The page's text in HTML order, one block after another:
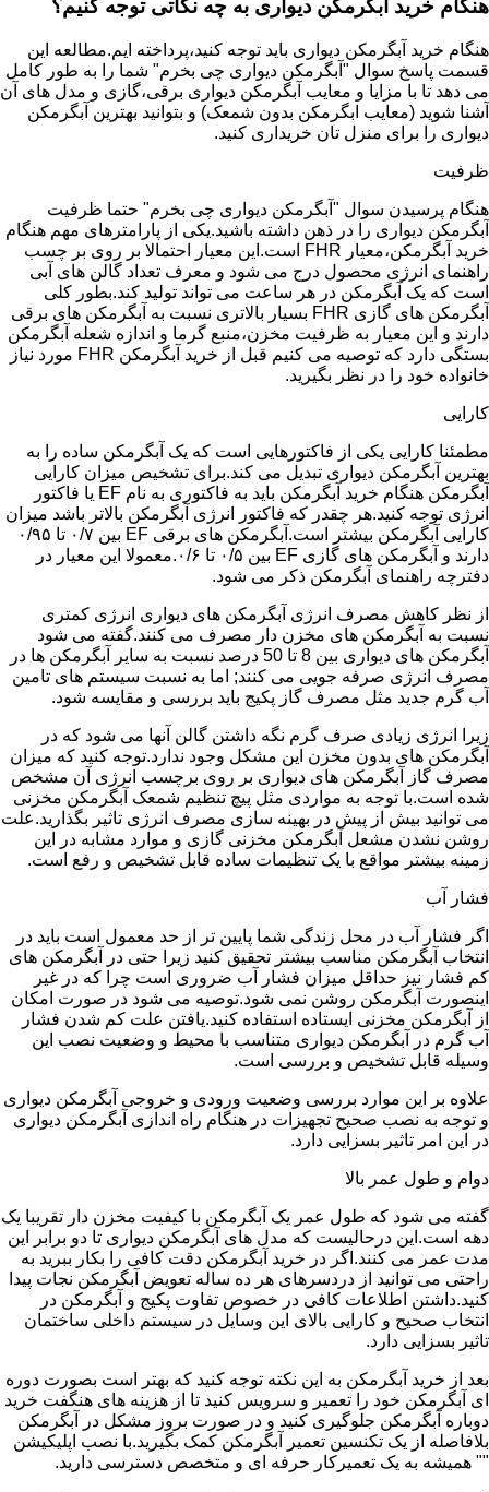
هنگام خرید آبگرمکن دیواری به چه نکاتی توجه کنیم؟
هنگام خرید آبگرمکن دیواری باید توجه کنید،پرداخته ایم.مطالعه این
قسمت پاسخ سوال "آبگرمکن دیواری چی بخرم" شما را به طور کامل
می دهد تا با مزایا و معایب آبگرمکن دیواری برقی،گازی و مدل های آن
آشنا شوید (معایب ابگرمکن بدون شمعک) و بتوانید بهترین آبگرمکن
دیواری را برای منزل تان خریداری کنید.
ظرفیت
هنگام پرسیدن سوال "آبگرمکن دیواری چی بخرم" حتما ظرفیت
آبگرمکن دیواری را در ذهن داشته باشید.یکی از پارامترهای مهم هنگام
خرید آبگرمکن،معیار FHR است.این معیار احتمالا بر روی بر چسب
راهنمای انرژی محصول درج می شود و معرف تعداد گالن های آبی
است که یک آبگرمکن در هر ساعت می تواند تولید کند.بطور کلی
آبگرمکن های گازی FHR بسیار بالاتری نسبت به آبگرمکن های برقی
دارند و این معیار به ظرفیت مخزن،منبع گرما و اندازه شعله آبگرمکن
بستگی دارد که توصیه می کنیم قبل از خرید آبگرمکن FHR مورد نیاز
خانواده خود را در نظر بگیرید.
کارایی
مطمئنا کارایی یکی از فاکتورهایی است که یک آبگرمکن ساده را به
بهترین آبگرمکن دیواری تبدیل می کند.برای تشخیص میزان کارایی
آبگرمکن هنگام خرید آبگرمکن باید به فاکتوری به نام EF یا فاکتور
انرژی توجه کنید.هر چقدر که فاکتور انرژی آبگرمکن بالاتر باشد میزان
کارایی آبگرمکن بیشتر است.آبگرمکن های برقی EF بین ۰/۷ تا ۰/۹۵
دارند و آبگرمکن های گازی EF بین ۰/۵ تا ۰/۶.معمولا این معیار در
دفترچه راهنمای آبگرمکن ذکر می شود.
از نظر کاهش مصرف انرژی آبگرمکن های دیواری انرژی کمتری
نسبت به آبگرمکن های مخزن دار مصرف می کنند.گفته می شود
آبگرمکن های دیواری بین 8 تا 50 درصد نسبت به سایر آبگرمکن ها در
مصرف انرژی صرفه جویی می کنند; اما به نسبت سیستم های تامین
آب گرم جدید مثل مصرف گاز پکیج باید بررسی و مقایسه شود.
زیرا انرژی زیادی صرف گرم نگه داشتن گالن آنها می شود که در
آبگرمکن های بدون مخزن این مشکل وجود ندارد.توجه کنید که میزان
مصرف گاز آبگرمکن های دیواری بر روی برچسب انرژی آن مشخص
شده است.با توجه به مواردی مثل پیچ تنظیم شمعک آبگرمکن مخزنی
می توانید بیش از پیش در بهینه سازی مصرف انرژی تاثیر بگذارید.علت
روشن نشدن مشعل آبگرمکن مخزنی گازی و موارد مشابه در این
زمینه بیشتر مواقع با یک تنظیمات ساده قابل تشخیص و رفع است.
فشار آب
اگر فشار آب در محل زندگی شما پایین تر از حد معمول است باید در
انتخاب آبگرمکن مناسب بیشتر تحقیق کنید زیرا حتی در آبگرمکن های
کم فشار نیز حداقل میزان فشار آب ضروری است چرا که در غیر
اینصورت آبگرمکن روشن نمی شود.توصیه می شود در صورت امکان
از آبگرمکن مخزنی ایستاده استفاده کنید.یافتن علت کم شدن فشار
آب گرم در آبگرمکن دیواری متناسب با محیط و وضعیت نصب این
وسیله قابل تشخیص و بررسی است.
علاوه بر این موارد بررسی وضعیت ورودی و خروجی آبگرمکن دیواری
و توجه به نصب صحیح تجهیزات در هنگام راه اندازی آبگرمکن دیواری
در این امر تاثیر بسزایی دارد.
دوام و طول عمر بالا
گفته می شود که طول عمر یک آبگرمکن با کیفیت مخزن دار تقریبا یک
دهه است.این درحالیست که مدل های آبگرمکن دیواری تا دو برابر این
مدت عمر می کنند.اگر در خرید آبگرمکن دقت کافی را بکار ببرید به
راحتی می توانید از دردسرهای هر ده ساله تعویض آبگرمکن نجات پیدا
کنید.داشتن اطلاعات کافی در خصوص تفاوت پکیج و آبگرمکن در
انتخاب صحیح و کارایی بالای این وسایل در سیستم داخلی ساختمان
تاثیر بسزایی دارد.
بعد از خرید آبگرمکن به این نکته توجه کنید که بهتر است بصورت دوره
ای آبگرمکن خود را تعمیر و سرویس کنید تا از هزینه های هنگفت خرید
دوباره آبگرمکن جلوگیری کنید و در صورت بروز مشکل در آبگرمکن
بلافاصله از یک تکنسین تعمیر آبگرمکن کمک بگیرید.با نصب اپلیکیشن
"" همیشه به یک تعمیرکار حرفه ای و متخصص دسترسی دارید.